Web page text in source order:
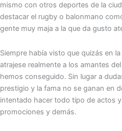
mismo con otros deportes de la
destacar el rugby o balonmano
gente muy maja a la que da gusto
Siempre había visto que quizás en
atrajese realmente a los amantes
hemos conseguido. Sin lugar a
prestigio y la fama no se ganan en
intentado hacer todo tipo de actos
promociones y demás.